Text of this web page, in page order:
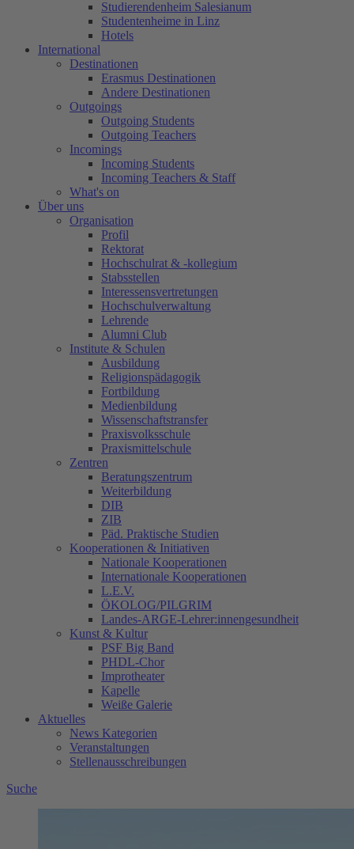
Studierendenheim Salesianum
Studentenheime in Linz
Hotels
International
Destinationen
Erasmus Destinationen
Andere Destinationen
Outgoings
Outgoing Students
Outgoing Teachers
Incomings
Incoming Students
Incoming Teachers & Staff
What's on
Über uns
Organisation
Profil
Rektorat
Hochschulrat & -kollegium
Stabsstellen
Interessensvertretungen
Hochschulverwaltung
Lehrende
Alumni Club
Institute & Schulen
Ausbildung
Religionspädagogik
Fortbildung
Medienbildung
Wissenschaftstransfer
Praxisvolksschule
Praxismittelschule
Zentren
Beratungszentrum
Weiterbildung
DIB
ZIB
Päd. Praktische Studien
Kooperationen & Initiativen
Nationale Kooperationen
Internationale Kooperationen
L.E.V.
ÖKOLOG/PILGRIM
Landes-ARGE-Lehrer:innengesundheit
Kunst & Kultur
PSF Big Band
PHDL-Chor
Improtheater
Kapelle
Weiße Galerie
Aktuelles
News Kategorien
Veranstaltungen
Stellenausschreibungen
Suche